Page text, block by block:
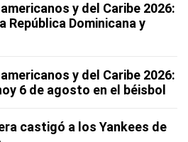
y del Caribe 2026:
República Dominicana y
y del Caribe 2026:
6 de agosto en el béisbol
castigó a los Yankees de